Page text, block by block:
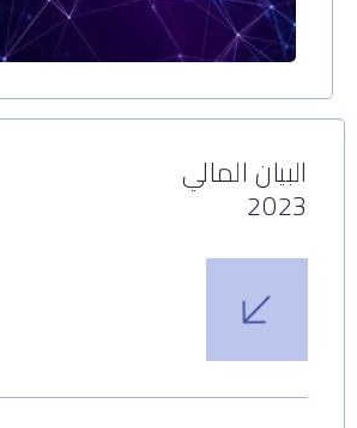
البيان المالي
2023